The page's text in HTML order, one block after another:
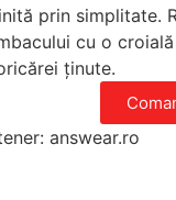
prin simplitate.
cu o
ținute.
answear.ro